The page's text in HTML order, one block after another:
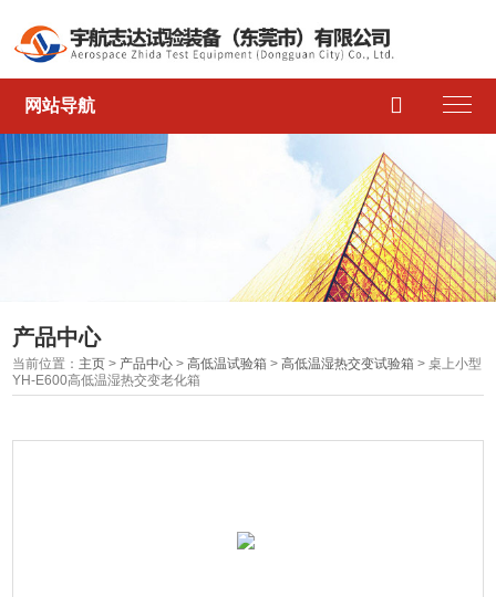
网站导航 
产品中心
当前位置： 主页 > 产品中心 >高低温试验箱 >高低温湿热交变试验箱 > 桌上小型
YH-E600高低温湿热交变老化箱